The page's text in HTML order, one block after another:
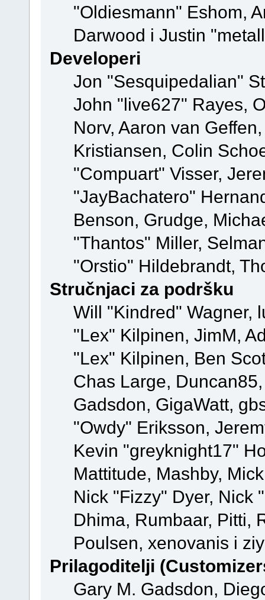
"Oldiesmann" Eshom,
Darwood i Justin
Developeri
Jon "Sesquipedalian"
John "live627" Rayes,
Norv, Aaron van
Kristiansen, Colin
"Compuart" Visser,
"JayBachatero"
Benson, Grudge,
"Thantos" Miller,
"Orstio" Hildebrandt,
Stručnjaci za podršku
Will "Kindred" Wagner,
"Lex" Kilpinen, JimM,
"Lex" Kilpinen, Ben
Chas Large,
Gadsdon, GigaWatt,
"Owdy" Eriksson,
Kevin "greyknight17"
Mattitude, Mashby,
Nick "Fizzy" Dyer, Nick
Dhima, Rumbaar, Pitti,
Poulsen, xenovanis i
Prilagoditelji
Gary M. Gadsdon,